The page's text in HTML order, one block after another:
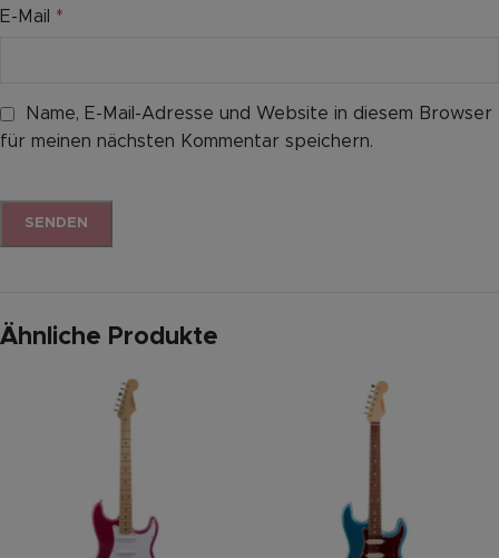
E-Mail *
Name, E-Mail-Adresse und Website in diesem Browser
für meinen nächsten Kommentar speichern.
Ähnliche Produkte